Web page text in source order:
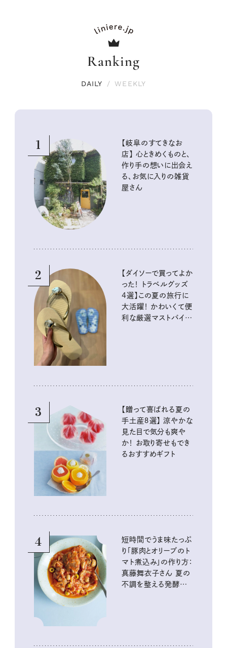
Ranking
DAILY / WEEKLY
1
【岐阜のすてきなお
店】 心ときめくものと、
作り手の想いに出会え
る、お気に入りの雑貨
屋さん
2
【ダイソーで買ってよか
った！ トラベルグッズ
4選】この夏の旅行に
大活躍！ かわいくて便
利な厳選マストバイア
3
【贈って喜ばれる夏の
手土産８選】 涼やかな
見た目で気分も爽や
か！ お取り寄せもでき
るおすすめギフト
4
短時間でうま味たっぷ
り「豚肉とオリーブのト
マト煮込み」の作り方：
真藤舞衣子さん 夏の
不調を整える発酵レ